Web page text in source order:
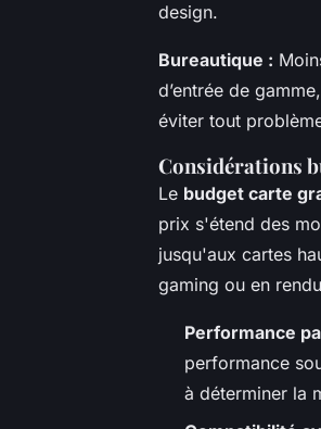
design.
Bureautique :
d’entrée de
éviter tout
Considérations
Le budget carte
prix s'étend des
jusqu'aux cartes
gaming ou en
Performance
performance
à déterminer la